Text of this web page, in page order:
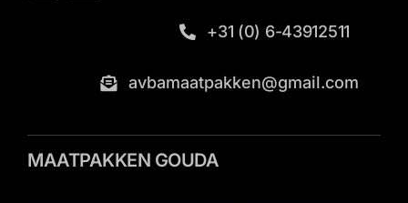
+31 (0) 6-43912511
avbamaatpakken@gmail.com
MAATPAKKEN GOUDA